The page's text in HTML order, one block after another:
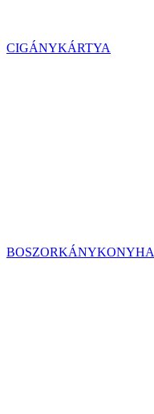
CIGÁNYKÁRTYA
BOSZORKÁNYKONYHA